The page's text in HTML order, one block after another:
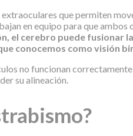
que permiten
en equipo para que
el cerebro puede fusionar
conocemos como visión
no funcionan
su alineación.